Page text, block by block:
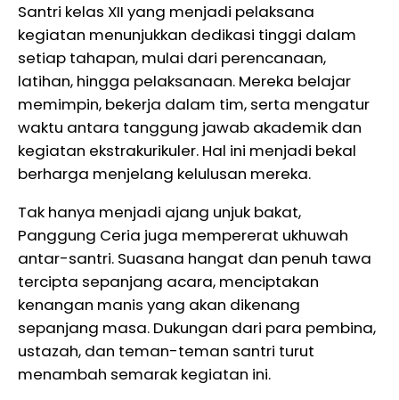
Santri kelas XII yang menjadi pelaksana
kegiatan menunjukkan dedikasi tinggi dalam
setiap tahapan, mulai dari perencanaan,
latihan, hingga pelaksanaan. Mereka belajar
memimpin, bekerja dalam tim, serta mengatur
waktu antara tanggung jawab akademik dan
kegiatan ekstrakurikuler. Hal ini menjadi bekal
berharga menjelang kelulusan mereka.
Tak hanya menjadi ajang unjuk bakat,
Panggung Ceria juga mempererat ukhuwah
antar-santri. Suasana hangat dan penuh tawa
tercipta sepanjang acara, menciptakan
kenangan manis yang akan dikenang
sepanjang masa. Dukungan dari para pembina,
ustazah, dan teman-teman santri turut
menambah semarak kegiatan ini.